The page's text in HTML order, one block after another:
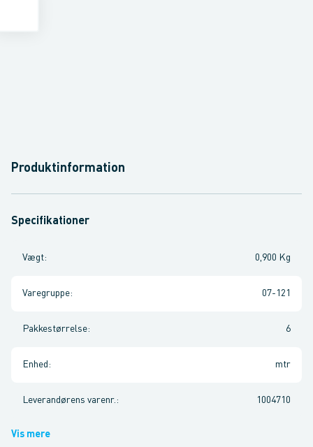
Produktinformation
Specifikationer
Vægt: 0,900 Kg
Varegruppe: 07-121
Pakkestørrelse: 6
Enhed : mtr
Leverandørens varenr. : 1004710
Vis mere